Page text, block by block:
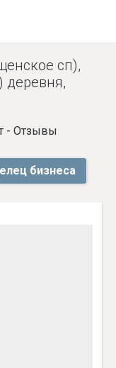
сп),
деревня,
- Отзывы
бизнеса